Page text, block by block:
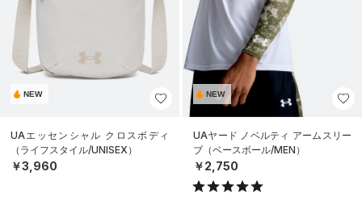
NEW
UAエッセンシャル クロスボディ
（ライフスタイル/UNISEX）
￥3,960
NEW
UAヤード ノベルティ アームスリー
ブ（ベースボール/MEN）
￥2,750